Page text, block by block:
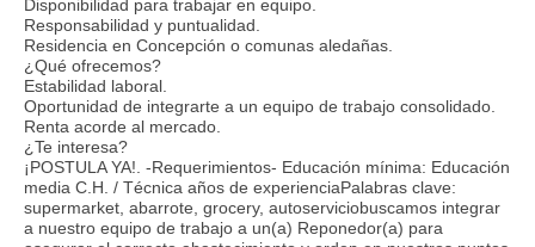
Disponibilidad para trabajar en equipo.
Responsabilidad y puntualidad.
Residencia en Concepción o comunas aledañas.
¿Qué ofrecemos?
Estabilidad laboral.
Oportunidad de integrarte a un equipo de trabajo consolidado.
Renta acorde al mercado.
¿Te interesa?
¡POSTULA YA!. -Requerimientos- Educación mínima: Educación
media C.H. / Técnica años de experienciaPalabras clave:
supermarket, abarrote, grocery, autoserviciobuscamos integrar
a nuestro equipo de trabajo a un(a) Reponedor(a) para